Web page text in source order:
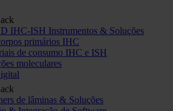
IHC-ISH Instrumentos & Soluções
primários IHC
de consumo IHC e ISH
moleculares
de lâminas & Soluções